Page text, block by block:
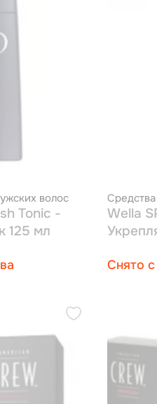
волос
Tonic -
125 мл
Wella
Снято